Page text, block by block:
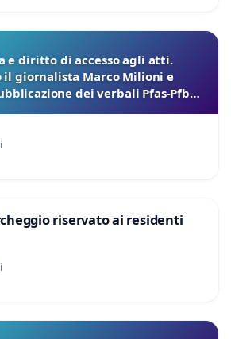
e diritto di accesso agli atti.
il giornalista Marco Milioni e
dei verbali Pfas-Pfba
riservato ai residenti